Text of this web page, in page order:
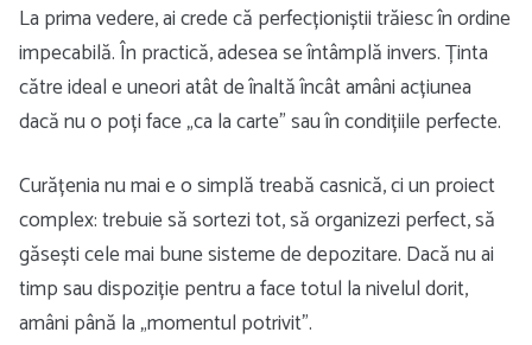
La prima vedere, ai crede că perfecționiștii trăiesc în ordine
impecabilă. În practică, adesea se întâmplă invers. Ținta
către ideal e uneori atât de înaltă încât amâni acțiunea
dacă nu o poți face „ca la carte” sau în condițiile perfecte.
Curățenia nu mai e o simplă treabă casnică, ci un proiect
complex: trebuie să sortezi tot, să organizezi perfect, să
găsești cele mai bune sisteme de depozitare. Dacă nu ai
timp sau dispoziție pentru a face totul la nivelul dorit,
amâni până la „momentul potrivit”.